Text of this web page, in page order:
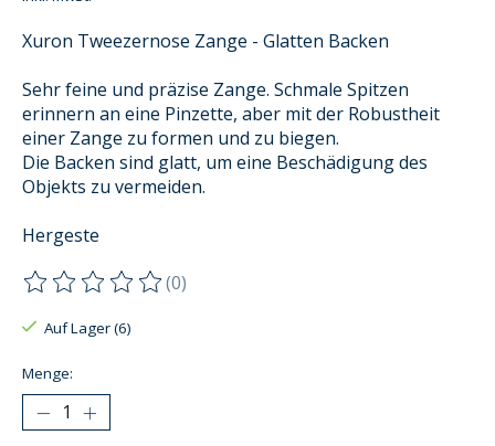
Xuron Tweezernose Zange - Glatten Backen
Sehr feine und präzise Zange. Schmale Spitzen
erinnern an eine Pinzette, aber mit der Robustheit
einer Zange zu formen und zu biegen.
Die Backen sind glatt, um eine Beschädigung des
Objekts zu vermeiden.
Hergeste
Die Bewertung dieses Produkts ist
(0)
Auf Lager (6)
Menge: